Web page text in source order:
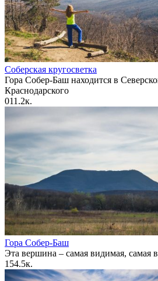
Соберская кругосветка
Гора Собер-Баш находится в
Краснодарского
011.2к.
Гора Собер-Баш
Эта вершина – самая видимая, самая
1 54.5к.